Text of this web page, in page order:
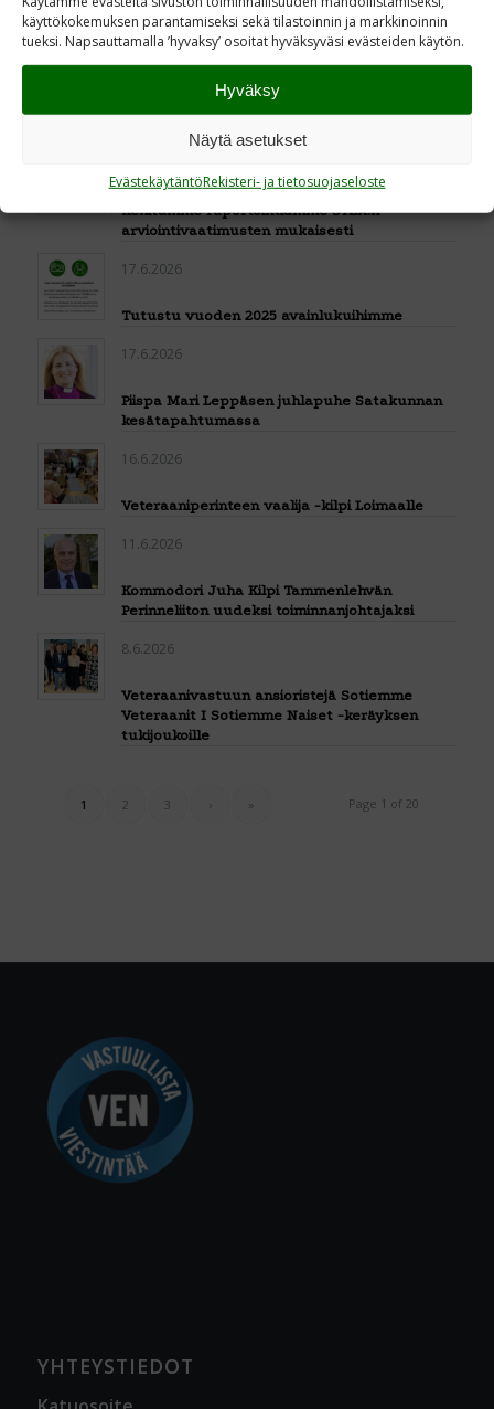
käyttökokemuksen parantamiseksi sekä tilastoinnin ja markkinoinnin
tueksi. Napsauttamalla ’hyvaksy’ osoitat hyväksyväsi evästeiden käytön.
Hyväksy
Näytä asetukset
EvästekäytäntöRekisteri- ja tietosuojaseloste
6.7.– 31.7.2026
Uuden Kenttäpostia-lehden teemana Marskin
Kehitämme raportointiamme STEA:n
arviointivaatimusten mukaisesti
17.6.2026
Tutustu vuoden 2025 avainlukuihimme
17.6.2026
Piispa Mari Leppäsen juhlapuhe Satakunnan
kesätapahtumassa
16.6.2026
Veteraaniperinteen vaalija -kilpi Loimaalle
11.6.2026
Kommodori Juha Kilpi Tammenlehvän
Perinneliiton uudeksi toiminnanjohtajaksi
8.6.2026
Veteraanivastuun ansioristejä Sotiemme
Veteraanit I Sotiemme Naiset -keräyksen
tukijoukoille
Page 1 of 20
1 2 3 › »
YHTEYSTIEDOT